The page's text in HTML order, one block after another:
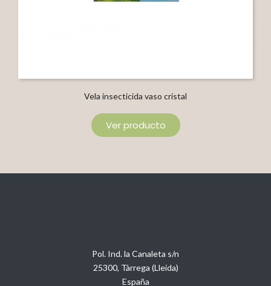
Vela insecticida vaso cristal
Ver producto
Pol. Ind. la Canaleta s/n
25300, Tàrrega (Lleida)
España